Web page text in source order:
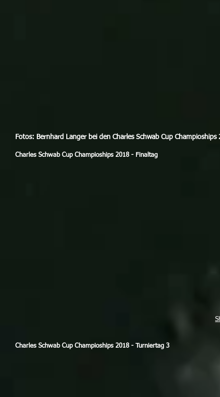
Fotos: Bernhard Langer bei den Charles Schwab Cup
Charles Schwab Cup Champioships 2018 - Finaltag
Charles Schwab Cup Champioships 2018 - Turniertag 3